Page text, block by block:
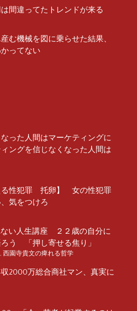
間違ってたトレンドが来る
む機械を図に乗らせた結果、
ってない
った人間はマーケティングに
ングを信じなくなった人間は
る性犯罪 托卵】 女の性犯罪
気をつけろ
い人生講座 ２２歳の自分に
う 「押し寄せる焦り」
, 西園寺貴文の痺れる哲学
収2000万総合商社マン、真実に